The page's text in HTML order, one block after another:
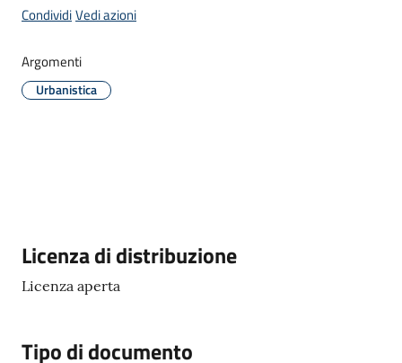
C
a
S
e
r
z
CondividiVedi azioni
Argomenti
Urbanistica
Descrizione
Licenza di distribuzione
Licenza aperta
Tipo di documento